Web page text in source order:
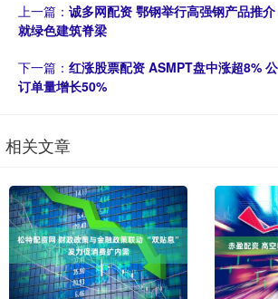
上一篇： 诚多网配资 鄂钢举行高强钢产品推
就绿色建筑脊梁
下一篇： 红涨股票配资 ASMPT盘中涨超8%
订单量增长50%
相关文章